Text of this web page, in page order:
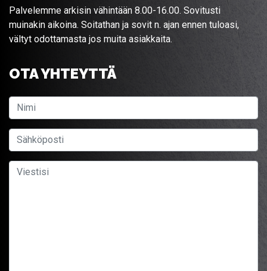
Palvelemme arkisin vähintään 8.00-16.00. Sovitusti
muinakin aikoina. Soitathan ja sovit n. ajan ennen tuloasi,
vältyt odottamasta jos muita asiakkaita.
OTA YHTEYTTÄ